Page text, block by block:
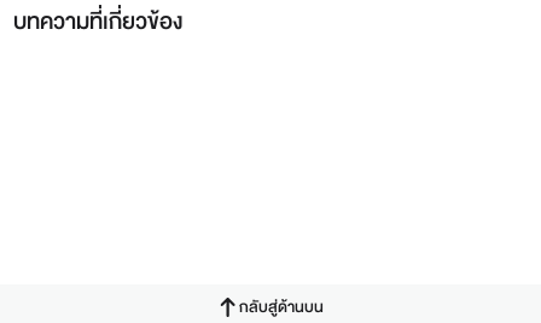
บทความที่เกี่ยวข้อง
กลับสู่ด้านบน